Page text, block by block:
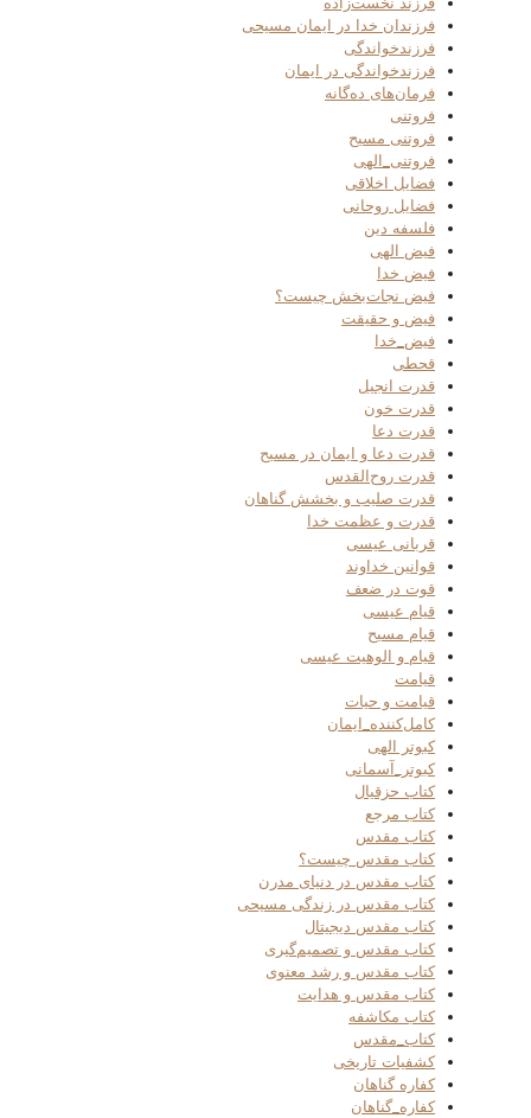
فرزندان خدا در ایمان مسیحی
فرزندخواندگی
فرزندخواندگی در ایمان
فرمان‌های ده‌گانه
فروتنی
فروتنی مسیح
فروتنی_الهی
فضایل اخلاقی
فضایل روحانی
فلسفه دین
فیض الهی
فیض خدا
فیض نجات‌بخش چیست؟
فیض و حقیقت
فیض_خدا
قحطی
قدرت انجیل
قدرت خون
قدرت دعا
قدرت دعا و ایمان در مسیح
قدرت روح‌القدس
قدرت صلیب و بخشش گناهان
قدرت و عظمت خدا
قربانی عیسی
قوانین خداوند
قوت در ضعف
قیام عیسی
قیام مسیح
قیام و الوهیت عیسی
قیامت
قیامت و حیات
کامل‌کننده_ایمان
کبوتر الهی
کبوتر_آسمانی
کتاب حزقیال
کتاب مرجع
کتاب مقدس
کتاب مقدس چیست؟
کتاب مقدس در دنیای مدرن
کتاب مقدس در زندگی مسیحی
کتاب مقدس دیجیتال
کتاب مقدس و تصمیم‌گیری
کتاب مقدس و رشد معنوی
کتاب مقدس و هدایت
کتاب مکاشفه
کتاب_مقدس
کشفیات تاریخی
کفاره گناهان
کفاره_گناهان